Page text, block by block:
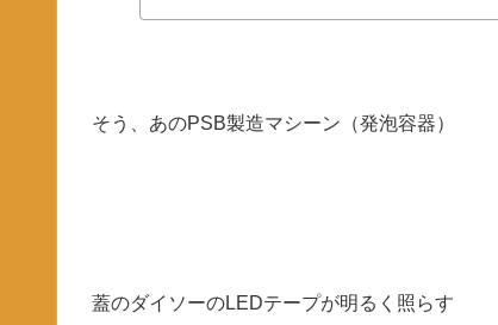
そう、あのPSB製造マシーン（発泡容器）
蓋のダイソーのLEDテープが明るく照らす